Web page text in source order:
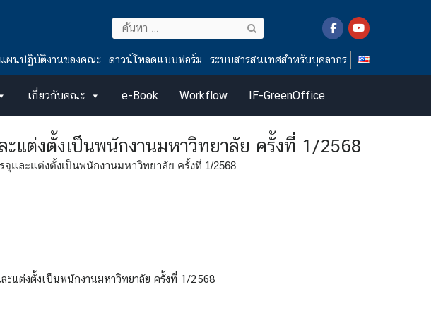
ค้นหา
สำหรับ:
ผนปฏิบัติงานของคณะ ดาวน์โหลดแบบฟอร์ม ระบบสารสนเทศสำหรับบุคลากร
เกี่ยวกับคณะ e-Book Workflow IF-GreenOffice
แต่งตั้งเป็นพนักงานมหาวิทยาลัย ครั้งที่ 1/2568
และแต่งตั้งเป็นพนักงานมหาวิทยาลัย ครั้งที่ 1/2568
ะแต่งตั้งเป็นพนักงานมหาวิทยาลัย ครั้งที่ 1/2568